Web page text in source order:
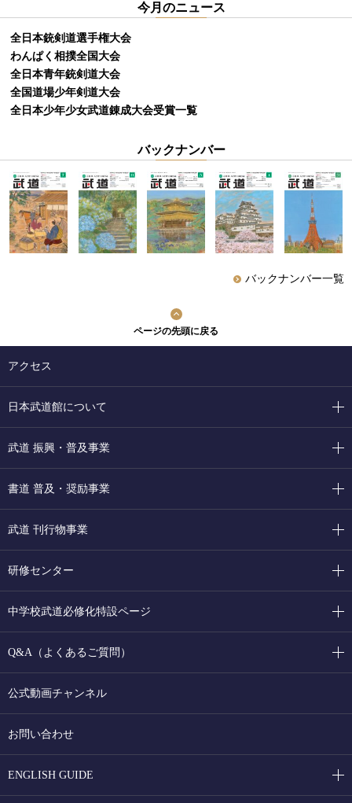
今月のニュース
全日本銃剣道選手権大会
わんぱく相撲全国大会
全日本青年銃剣道大会
全国道場少年剣道大会
全日本少年少女武道錬成大会受賞一覧
バックナンバー
バックナンバー一覧
ページの先頭に戻る
アクセス
日本武道館について
武道 振興・普及事業
書道 普及・奨励事業
武道 刊行物事業
研修センター
中学校武道必修化特設ページ
Q&A（よくあるご質問）
公式動画チャンネル
お問い合わせ
ENGLISH GUIDE